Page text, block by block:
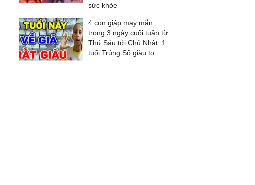
sức khỏe
4 con giáp may mắn
trong 3 ngày cuối tuần từ
Thứ Sáu tới Chủ Nhật: 1
tuổi Trúng Số giàu to